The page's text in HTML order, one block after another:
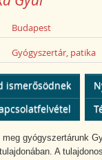
Budapest
Gyógyszertár, patika
ismerősödnek
meg gyógyszertárunk
A